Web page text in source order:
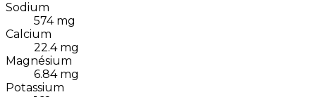
Sodium
574 mg
Calcium
22.4 mg
Magnésium
6.84 mg
Potassium